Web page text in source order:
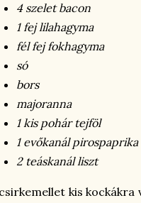
4 szelet bacon
1 fej lilahagyma
fél fej fokhagyma
só
bors
majoranna
1 kis pohár tejföl
1 evőkanál pirospaprika
2 teáskanál liszt
kis